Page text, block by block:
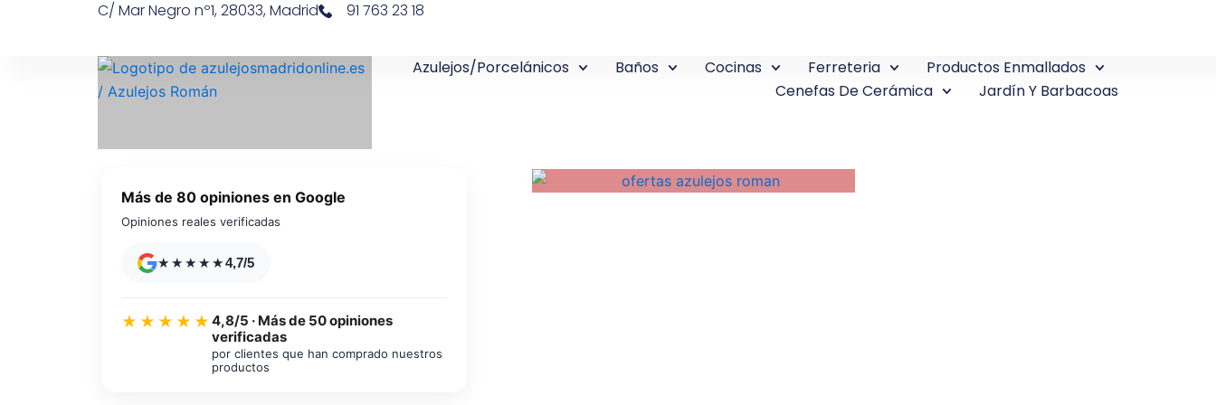
C/ Mar Negro nº1, 28033, Madrid 91 763 23 18
Azulejos/Porcelánicos Baños Cocinas Ferreteria
Productos Enmallados
Cenefas De Cerámica
Jardín Y Barbacoas
Más de 80 opiniones en Google
Opiniones reales verificadas
★★★★★4,7/5
★★★★★ 4,8/5 · Más de 50 opiniones
verificadas
por clientes que han comprado nuestros
productos
Azulejos diseño floral